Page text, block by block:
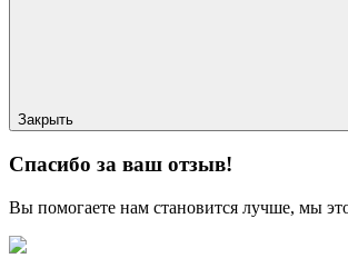
Закрыть
Спасибо за ваш отзыв!
Вы помогаете нам становится лучше, мы